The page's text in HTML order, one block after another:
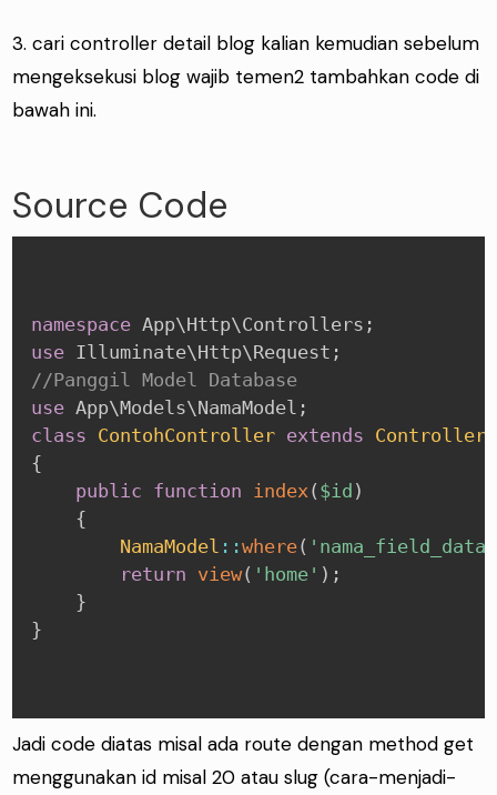
3. cari controller detail blog kalian kemudian sebelum
mengeksekusi blog wajib temen2 tambahkan code di
bawah ini.
Source Code
namespace App\Http\Controllers ;
use Illuminate\Http\Request ;
//Panggil Model Database
use App\Models\NamaModel ;
class ContohController extends Controller
{
public function index ( $id )
{
NamaModel ::where(
return view( 'home' ) ;
}
}
Jadi code diatas misal ada route dengan method get
menggunakan id misal 20 atau slug (cara-menjadi-